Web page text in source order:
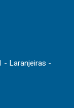
- Laranjeiras -